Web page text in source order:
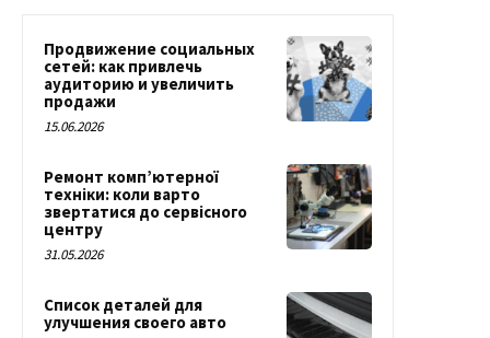
Продвижение социальных
сетей: как привлечь
аудиторию и увеличить
продажи
15.06.2026
Ремонт комп’ютерної
техніки: коли варто
звертатися до сервісного
центру
31.05.2026
Список деталей для
улучшения своего авто